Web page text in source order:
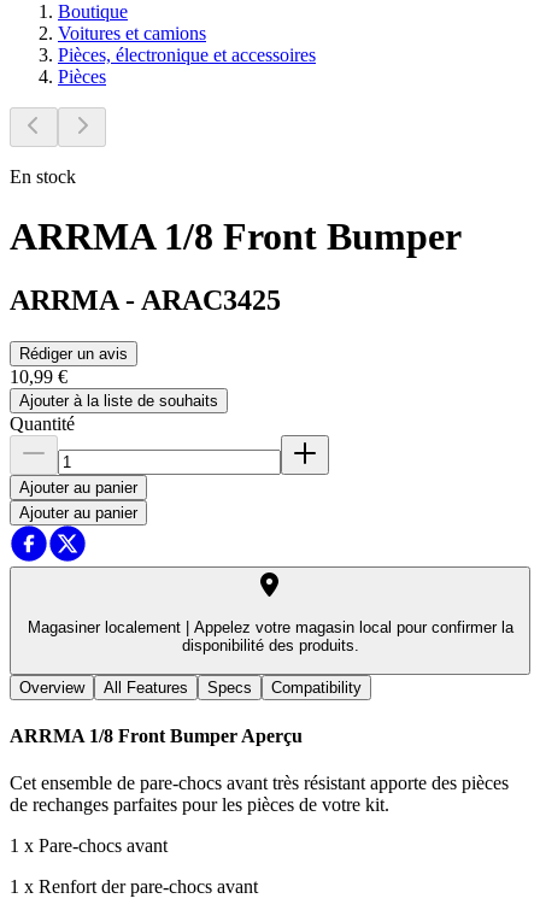
Boutique
Voitures et camions
Pièces, électronique et accessoires
Pièces
En stock
ARRMA 1/8 Front Bumper
ARRMA - ARAC3425
Rédiger un avis
10,99 €
Ajouter à la liste de souhaits
Quantité
Ajouter au panier
Ajouter au panier
Magasiner localement |
Appelez votre magasin local pour confirmer la
disponibilité des produits.
Overview All Features Specs Compatibility
ARRMA 1/8 Front Bumper Aperçu
Cet ensemble de pare-chocs avant très résistant apporte des pièces
de rechanges parfaites pour les pièces de votre kit.
1 x Pare-chocs avant
1 x Renfort der pare-chocs avant